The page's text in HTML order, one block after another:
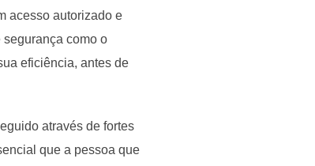
acesso autorizado e
como o
eficiência, antes de
através de fortes
que a pessoa que